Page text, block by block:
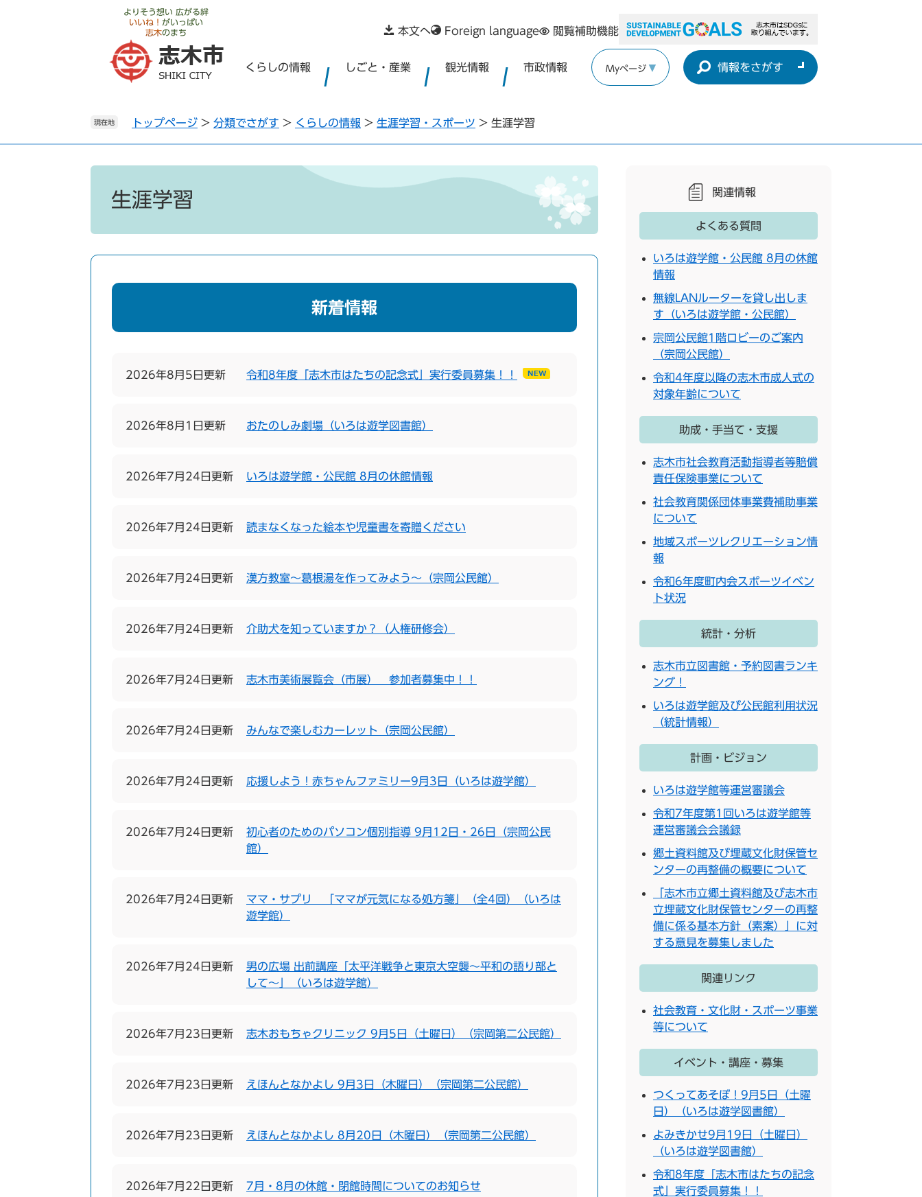
よりそう想い 広がる絆
いいね！ がいっぱい
志木のまち 本文へ Foreign language 閲覧補助機能
くらしの情報 しごと・産業 観光情報 市政情報 Myページ 情報をさがす
現在地 トップページ > 分類でさがす > くらしの情報 > 生涯学習・スポーツ > 生涯学習
生涯学習
新着情報
2026年8月5日更新 令和8年度「志木市はたちの記念式」実行委員募集！！
2026年8月1日更新 おたのしみ劇場（いろは遊学図書館）
2026年7月24日更新 いろは遊学館・公民館 8月の休館情報
2026年7月24日更新 読まなくなった絵本や児童書を寄贈ください
2026年7月24日更新 漢方教室〜葛根湯を作ってみよう〜（宗岡公民館）
2026年7月24日更新 介助犬を知っていますか？（人権研修会）
2026年7月24日更新 志木市美術展覧会（市展） 参加者募集中！！
2026年7月24日更新 みんなで楽しむカーレット（宗岡公民館）
2026年7月24日更新 応援しよう！赤ちゃんファミリー9月3日（いろは遊学館）
2026年7月24日更新
初心者のためのパソコン個別指導 9月12日・26日（宗岡公民
館）
2026年7月24日更新
ママ・サプリ 「ママが元気になる処方箋」（全4回）（いろは
遊学館）
2026年7月24日更新
男の広場 出前講座「太平洋戦争と東京大空襲〜平和の語り部と
して〜」（いろは遊学館）
2026年7月23日更新 志木おもちゃクリニック 9月5日（土曜日）（宗岡第二公民館）
2026年7月23日更新 えほんとなかよし 9月3日（木曜日）（宗岡第二公民館）
2026年7月23日更新 えほんとなかよし 8月20日（木曜日）（宗岡第二公民館）
2026年7月22日更新 7月・8月の休館・閉館時間についてのお知らせ
関連情報
よくある質問
いろは遊学館・公民館 8月の休館
情報
無線LANルーターを貸し出しま
す（いろは遊学館・公民館）
宗岡公民館1階ロビーのご案内
（宗岡公民館）
令和4年度以降の志木市成人式の
対象年齢について
助成・手当て・支援
志木市社会教育活動指導者等賠償
責任保険事業について
社会教育関係団体事業費補助事業
について
地域スポーツレクリエーション情
報
令和6年度町内会スポーツイベン
ト状況
統計・分析
志木市立図書館・予約図書ランキ
ング！
いろは遊学館及び公民館利用状況
（統計情報）
計画・ビジョン
いろは遊学館等運営審議会
令和7年度第1回いろは遊学館等
運営審議会会議録
郷土資料館及び埋蔵文化財保管セ
ンターの再整備の概要について
「志木市立郷土資料館及び志木市
立埋蔵文化財保管センターの再整
備に係る基本方針（素案）」に対
する意見を募集しました
関連リンク
社会教育・文化財・スポーツ事業
等について
イベント・講座・募集
つくってあそぼ！9月5日（土曜
日）（いろは遊学図書館）
よみきかせ9月19日（土曜日）
（いろは遊学図書館）
令和8年度「志木市はたちの記念
式」実行委員募集！！